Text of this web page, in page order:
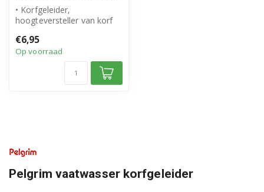
• Korfgeleider,
hoogteversteller van korf
• Artikelnum...
€6,95
Op voorraad
Pelgrim vaatwasser korfgeleider